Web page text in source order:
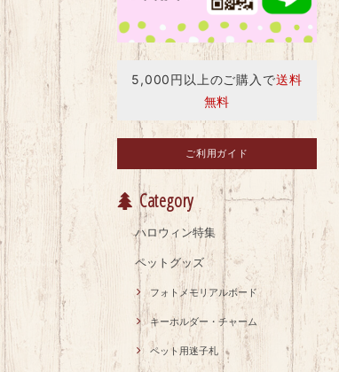
5,000円以上のご購入で送料
無料
ご利用ガイド
Category
ハロウィン特集
ペットグッズ
フォトメモリアルボード
キーホルダー・チャーム
ペット用迷子札